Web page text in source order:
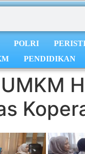
POLRI
PENDIDIKAN